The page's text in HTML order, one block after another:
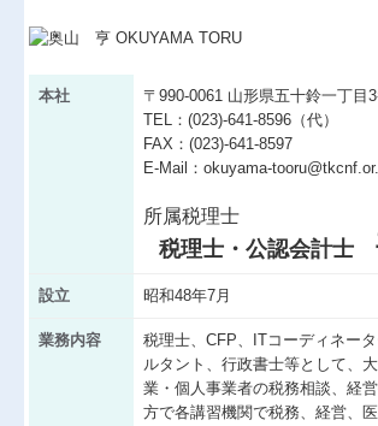
社会福祉法人・公益法人
IT事業
個人情報保護方針
本社
〒990-0061 山形県五十鈴一丁目
TEL：(023)-641-8596（代）
FAX：(023)-641-8597
E-Mail：okuyama-
所属税理士
税理士・公認会計士
設立 昭和48年7月
業務内容
税理士、CFP、ITコーディネー
ルタント、行政書士等として、
業・個人事業者の税務相談、経
方で各講習機関で税務、経営、